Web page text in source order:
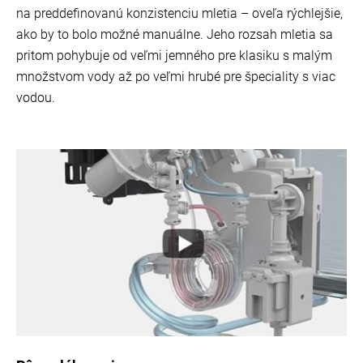
na preddefinovanú konzistenciu mletia – oveľa rýchlejšie,
ako by to bolo možné manuálne. Jeho rozsah mletia sa
pritom pohybuje od veľmi jemného pre klasiku s malým
množstvom vody až po veľmi hrubé pre špeciality s viac
vodou.